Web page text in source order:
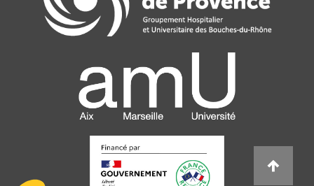
L’Assistance publique Hôpitaux de Marseille
l’audience du site. Nous conservons votre choix pendant 6 mois. Vous
pouvez changer d’avis à tout moment via notre icône disponible en
bas à gauche de toutes les pages du site internet. Pour en savoir plus
sur la gestion, consulter notre Politique de protection de données. Ce
Lire la politique de confidentialité
Consentements certifiés par